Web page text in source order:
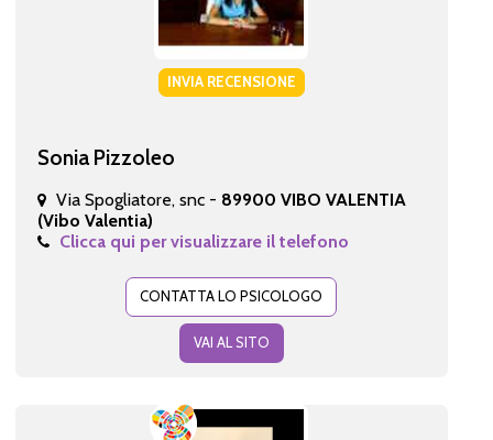
INVIA RECENSIONE
Sonia Pizzoleo
Via Spogliatore, snc - 89900 VIBO VALENTIA
(Vibo Valentia)
Clicca qui per visualizzare il telefono
CONTATTA LO PSICOLOGO
VAI AL SITO